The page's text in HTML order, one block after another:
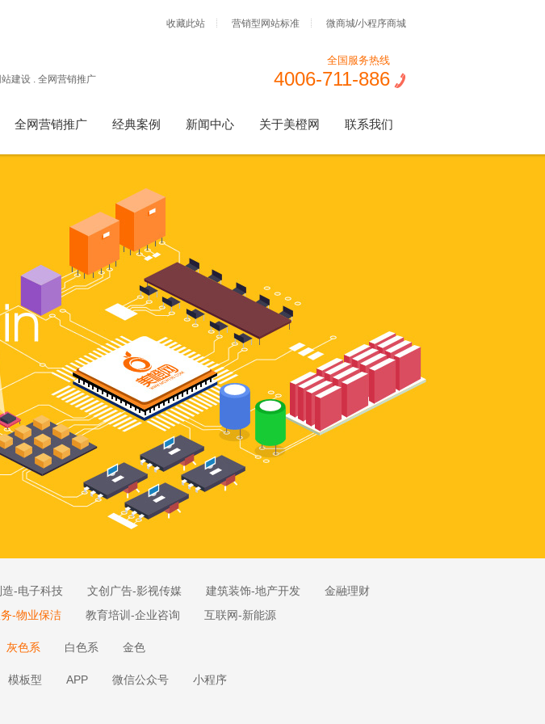
收藏此站 营销型网站标准 微商城/小程序商城
建设 . 全网营销推广
全国服务热线
4006-711-886
全网营销推广 经典案例 新闻中心 关于美橙网 联系我们
造-电子科技 文创广告-影视传媒 建筑装饰-地产开发
金融理财
-物业保洁 教育培训-企业咨询 互联网-新能源
灰色系 白色系 金色
模板型 APP 微信公众号 小程序